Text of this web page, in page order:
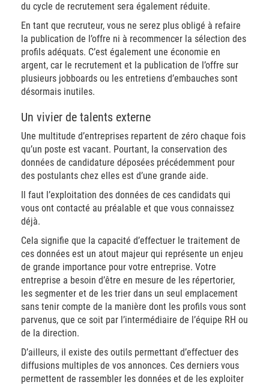
du cycle de recrutement sera également réduite.
En tant que recruteur, vous ne serez plus obligé à refaire
la publication de l’offre ni à recommencer la sélection des
profils adéquats. C’est également une économie en
argent, car le recrutement et la publication de l’offre sur
plusieurs jobboards ou les entretiens d’embauches sont
désormais inutiles.
Un vivier de talents externe
Une multitude d’entreprises repartent de zéro chaque fois
qu’un poste est vacant. Pourtant, la conservation des
données de candidature déposées précédemment pour
des postulants chez elles est d’une grande aide.
Il faut l’exploitation des données de ces candidats qui
vous ont contacté au préalable et que vous connaissez
déjà.
Cela signifie que la capacité d’effectuer le traitement de
ces données est un atout majeur qui représente un enjeu
de grande importance pour votre entreprise. Votre
entreprise a besoin d’être en mesure de les répertorier,
les segmenter et de les trier dans un seul emplacement
sans tenir compte de la manière dont les profils vous sont
parvenus, que ce soit par l’intermédiaire de l’équipe RH ou
de la direction.
D’ailleurs, il existe des outils permettant d’effectuer des
diffusions multiples de vos annonces. Ces derniers vous
permettent de rassembler les données et de les exploiter